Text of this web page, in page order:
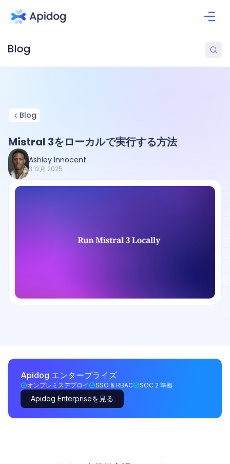
Blog
Mistral 3をローカルで実行する方法
Ashley Innocent
3 12月 2025
Apidog エンタープライズ
オンプレミスデプロイ SSO & RBAC SOC 2 準拠
Apidog Enterpriseを見る